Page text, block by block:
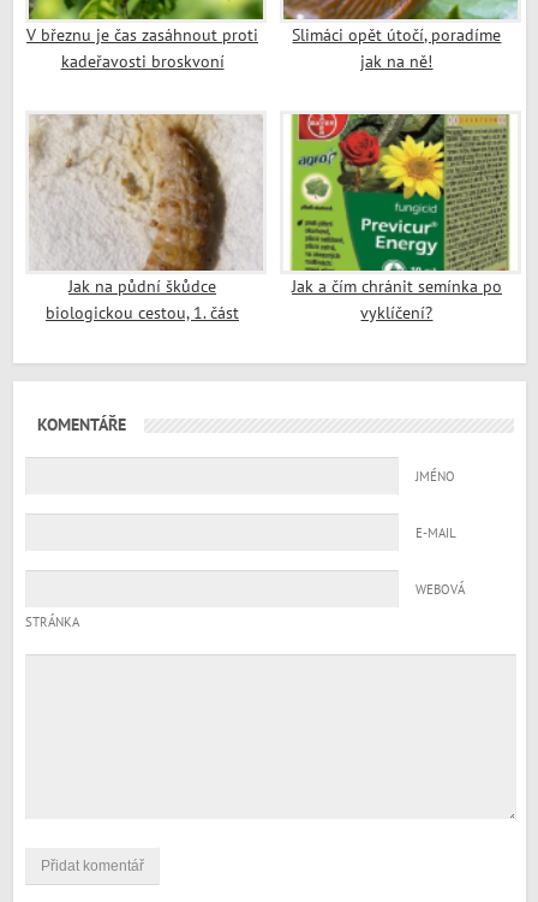
V březnu je čas zasáhnout proti
kadeřavosti broskvoní
Slimáci opět útočí, poradíme
jak na ně!
Jak na půdní škůdce
biologickou cestou, 1. část
Jak a čím chránit semínka po
vyklíčení?
KOMENTÁŘE
JMÉNO
E-MAIL
WEBOVÁ
STRÁNKA